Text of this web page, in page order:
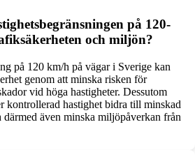
på 120-
och miljön?
på 120 km/h på vägar i Sverige kan
genom att minska risken för
vid höga hastigheter. Dessutom
kontrollerad hastighet bidra till minskad
även minska miljöpåverkan från